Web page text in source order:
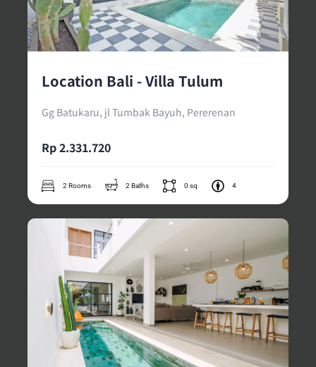
Location Bali - Villa Tulum
Gg Batukaru, jl Tumbak Bayuh, Pererenan
Rp 2.331.720
2 Rooms 2 Baths 0 sq 4